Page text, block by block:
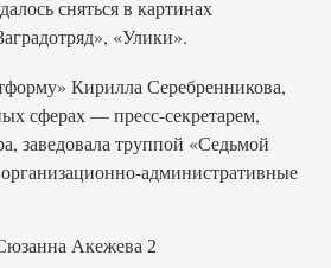
сняться в картинах
«Улики».
Кирилла Серебренникова,
сферах — пресс-секретарем,
заведовала труппой «Седьмой
административные